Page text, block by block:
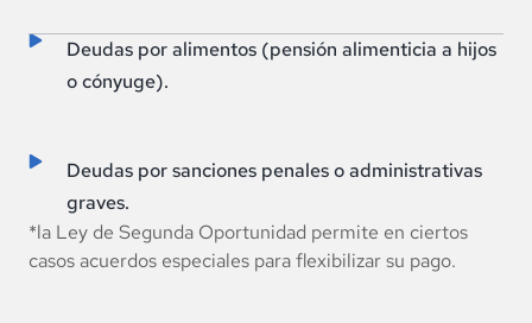
Deudas por alimentos (pensión alimenticia a hijos
o cónyuge).
Deudas por sanciones penales o administrativas
graves.
*la Ley de Segunda Oportunidad permite en ciertos
casos acuerdos especiales para flexibilizar su pago.